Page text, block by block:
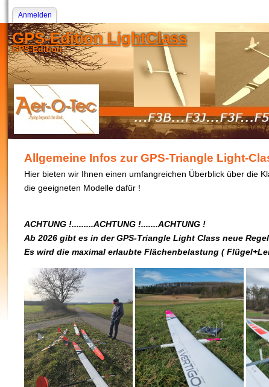
Anmelden
GPS-Edition LightClass
GPS-Edition
Allgemeine Infos zur GPS-Triangle Light-
Hier bieten wir Ihnen einen umfangreichen Überblick über die
die geeigneten Modelle dafür !
ACHTUNG !.........ACHTUNG !.......ACHTUNG !
Ab 2026 gibt es in der GPS-Triangle Light Class neue
Es wird die maximal erlaubte Flächenbelastung (